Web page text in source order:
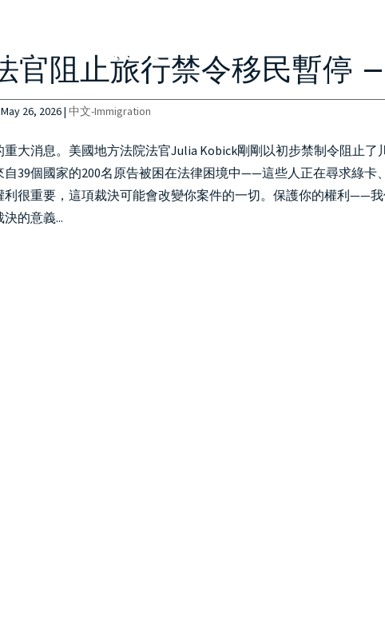
官阻止旅行禁令移民暫停
May 26, 2026|中文-Immigration
重大消息。美國地方法院法官Julia Kobick剛剛以初步禁制令阻止
自39個國家的200名原告被困在法律困境中——這些人正在尋求綠卡
利很重要，這項裁決可能會改變你案件的一切。保護你的權利——
的意義...